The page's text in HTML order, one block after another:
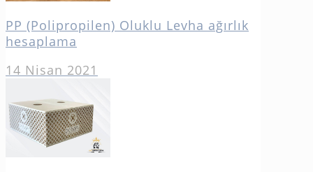
PP (Polipropilen) Oluklu Levha ağırlık
hesaplama
14 Nisan 2021